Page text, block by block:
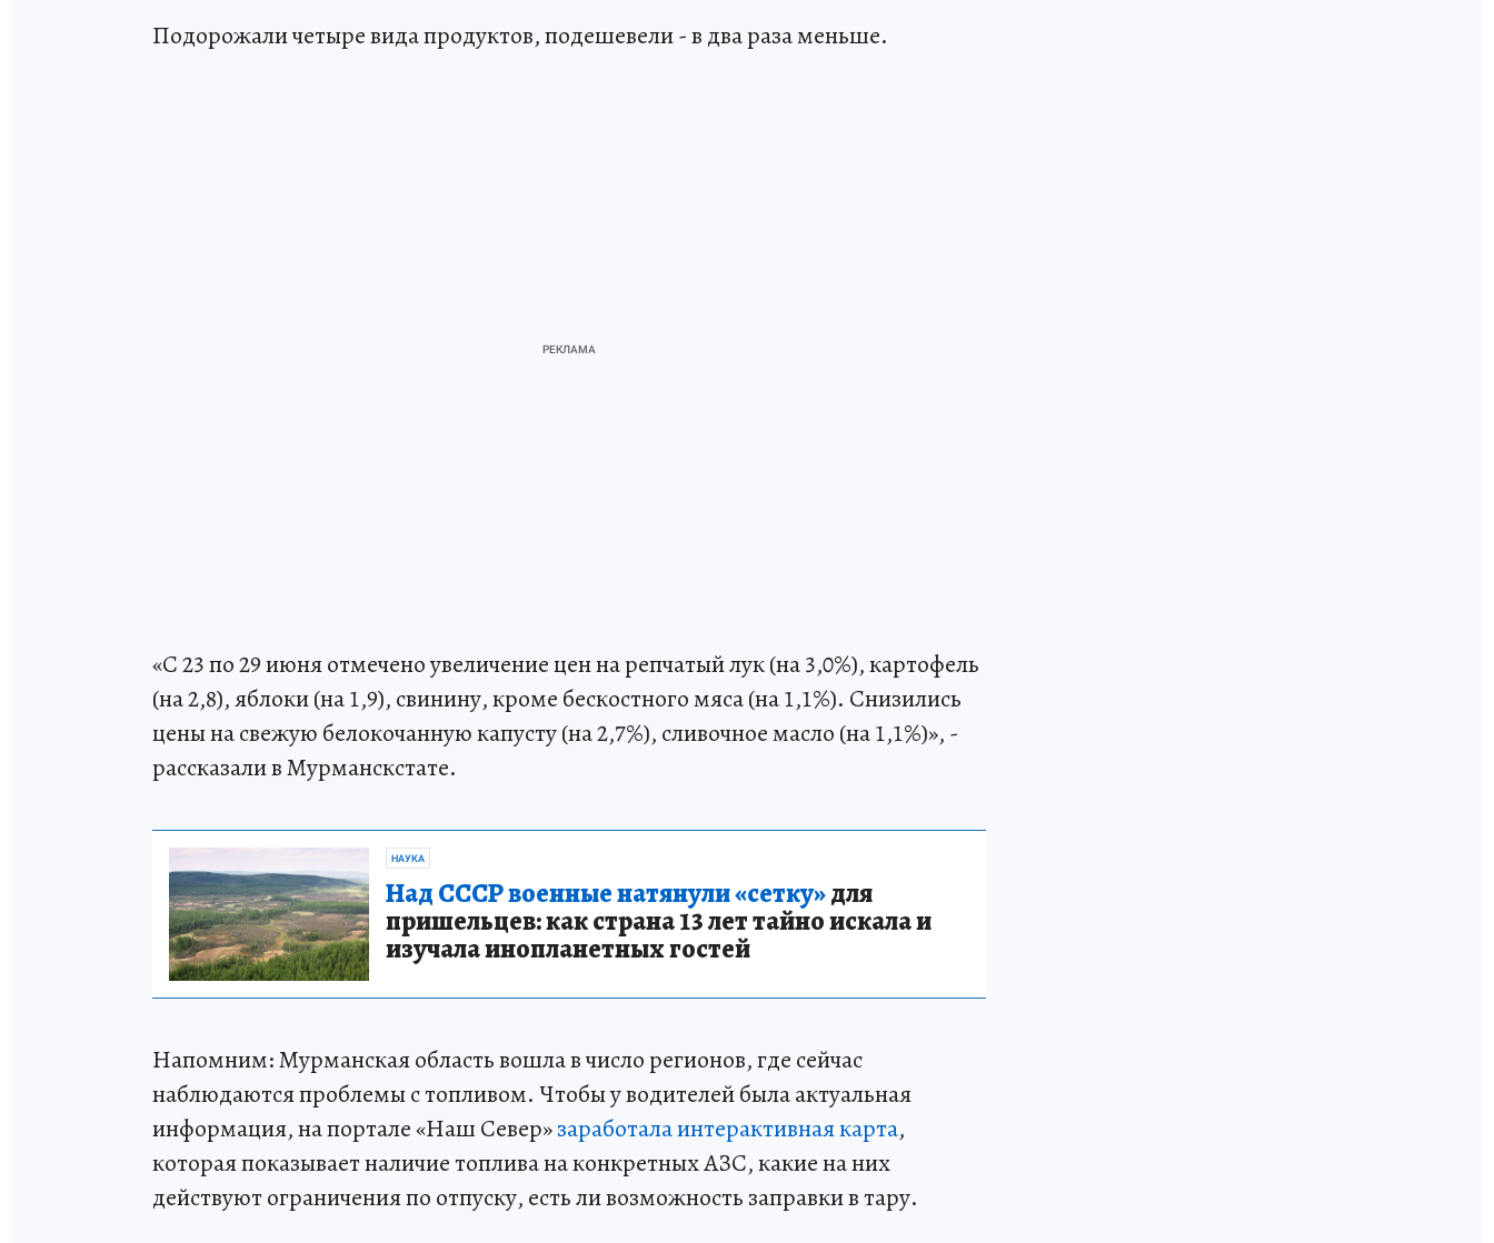
Подорожали четыре вида продуктов, подешевели - в два раза меньше.
«С 23 по 29 июня отмечено увеличение цен на репчатый лук (на 3,0%), картофель
(на 2,8), яблоки (на 1,9), свинину, кроме бескостного мяса (на 1,1%). Снизились
цены на свежую белокочанную капусту (на 2,7%), сливочное масло (на 1,1%)», -
рассказали в Мурманскстате.
НАУКА
Над СССР военные натянули «сетку»для
пришельцев: как страна 13 лет тайно искала и
изучала инопланетных гостей
Напомним: Мурманская область вошла в число регионов, где сейчас
наблюдаются проблемы с топливом. Чтобы у водителей была актуальная
информация, на портале «Наш Север»заработала интерактивная карта,
которая показывает наличие топлива на конкретных АЗС, какие на них
действуют ограничения по отпуску, есть ли возможность заправки в тару.